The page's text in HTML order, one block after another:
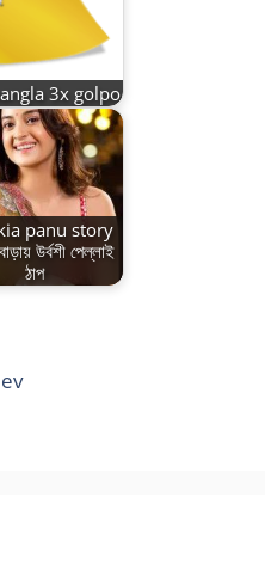
3x golpo
panu story
উর্বশী পেল্লাই
ঠাপ